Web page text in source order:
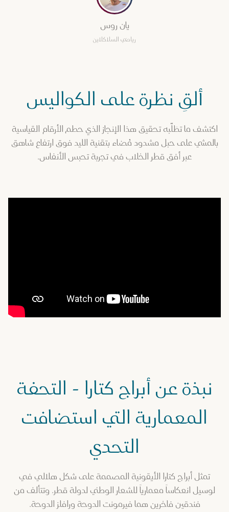
يان روس
رياضي السلاكلاين
ألقِ نظرة على الكواليس
اكتشف ما تطَلّبه تحقيق هذا الإنجاز الذي حطم الأرقام القياسية
بالمشي على حبل مشدود مُضاء بتقنية الليد فوق ارتفاع شاهق
عبر أفق قطر الخلاب في تجربة تحبس الأنفاس.
نبذة عن أبراج كتارا - التحفة
المعمارية التي استضافت
التحدي
تمثل أبراج كتارا الأيقونية المصممة على شكل هلالي في
لوسيل انعكاساً معمارياً للشعار الوطني لدولة قطر. وتتألف من
فندقين فاخرين هما فيرمونت الدوحة ورافلز الدوحة.